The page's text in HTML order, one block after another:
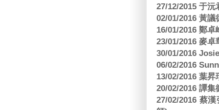
27/12/2015 于
02/01/2016 黃
16/01/2016 鄭
23/01/2016 麥
30/01/2016
06/02/2016
13/02/2016 葉
20/02/2016 譚
27/02/2016 蔡